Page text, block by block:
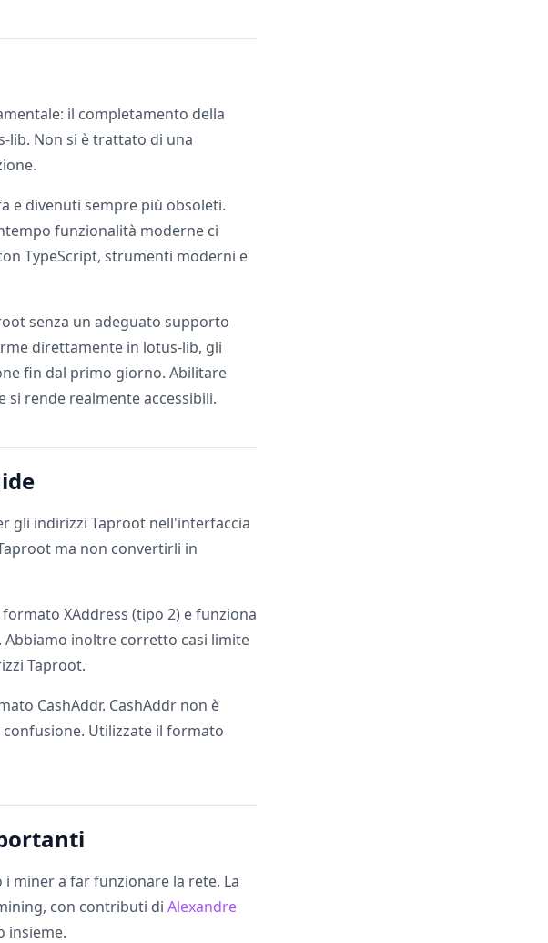
il completamento della
lib. Non si è trattato di una
e divenuti sempre più obsoleti.
funzionalità moderne ci
TypeScript, strumenti moderni e
senza un adeguato supporto
direttamente in lotus-lib, gli
fin dal primo giorno. Abilitare
rende realmente accessibili.
gli indirizzi Taproot nell'interfaccia
ma non convertirli in
XAddress (tipo 2) e funziona
. Abbiamo inoltre corretto casi limite
Taproot.
CashAddr. CashAddr non è
Utilizzate il formato
miner a far funzionare la rete. La
con contributi di Alexandre
insieme.